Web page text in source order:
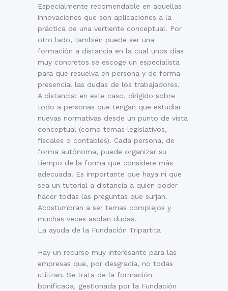
Especialmente recomendable en aquellas
innovaciones que son aplicaciones a la
práctica de una vertiente conceptual. Por
otro lado, también puede ser una
formación a distancia en la cual unos días
muy concretos se escoge un especialista
para que resuelva en persona y de forma
presencial las dudas de los trabajadores.
A distancia: en este caso, dirigido sobre
todo a personas que tengan que estudiar
nuevas normativas desde un punto de vista
conceptual (como temas legislativos,
fiscales o contables). Cada persona, de
forma autónoma, puede organizar su
tiempo de la forma que considere más
adecuada. Es importante que haya ni que
sea un tutorial a distancia a quien poder
hacer todas las preguntas que surjan.
Acostumbran a ser temas complejos y
muchas veces asolan dudas.
La ayuda de la Fundación Tripartita
Hay un recurso muy interesante para las
empresas que, por desgracia, no todas
utilizan. Se trata de la formación
bonificada, gestionada por la Fundación